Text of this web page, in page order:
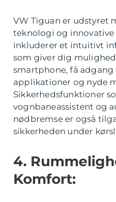
VW Tiguan er udstyret
teknologi og
inkluderer et intuitivt
som giver dig
smartphone, få
applikationer og nyde
Sikkerhedsfunktioner
vognbaneassistent og
nødbremse er også
sikkerheden under
4.
Komfort: